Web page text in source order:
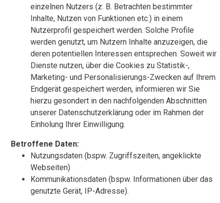
einzelnen Nutzers (z. B. Betrachten bestimmter
Inhalte, Nutzen von Funktionen etc.) in einem
Nutzerprofil gespeichert werden. Solche Profile
werden genutzt, um Nutzern Inhalte anzuzeigen, die
deren potentiellen Interessen entsprechen. Soweit wir
Dienste nutzen, über die Cookies zu Statistik-,
Marketing- und Personalisierungs-Zwecken auf Ihrem
Endgerät gespeichert werden, informieren wir Sie
hierzu gesondert in den nachfolgenden Abschnitten
unserer Datenschutzerklärung oder im Rahmen der
Einholung Ihrer Einwilligung.
Betroffene Daten:
Nutzungsdaten (bspw. Zugriffszeiten, angeklickte
Webseiten)
Kommunikationsdaten (bspw. Informationen über das
genutzte Gerät, IP-Adresse).